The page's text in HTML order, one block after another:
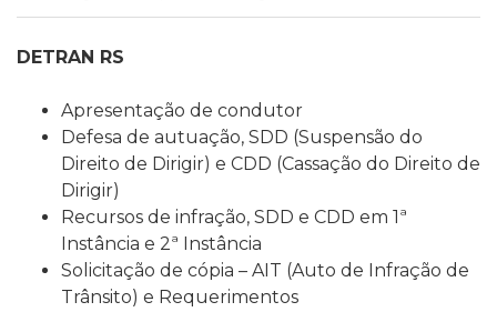
DETRAN RS
Apresentação de condutor
Defesa de autuação, SDD (Suspensão do
Direito de Dirigir) e CDD (Cassação do Direito de
Dirigir)
Recursos de infração, SDD e CDD em 1ª
Instância e 2ª Instância
Solicitação de cópia – AIT (Auto de Infração de
Trânsito) e Requerimentos